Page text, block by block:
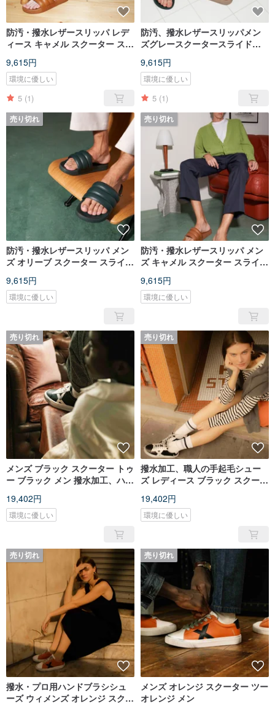
防汚・撥水レザースリッパ レデ
ィース キャメル スクーター スラ
9,615円
環境に優しい
5 (1)
防汚、撥水レザースリッパメン
ズグレースクータースライドト
9,615円
環境に優しい
5 (1)
売り切れ
防汚・撥水レザースリッパ メン
ズ オリーブ スクーター スライド
9,615円
環境に優しい
売り切れ
防汚・撥水レザースリッパ メン
ズ キャメル スクーター スライド
9,615円
環境に優しい
売り切れ
メンズ ブラック スクーター トゥ
ー ブラック メン 撥水加工、ハン
19,402円
環境に優しい
売り切れ
撥水加工、職人の手起毛シュー
ズ レディース ブラック スクータ
19,402円
環境に優しい
売り切れ
撥水・プロ用ハンドブラシシュ
ーズ ウィメンズ オレンジ スクー
売り切れ
メンズ オレンジ スクーター ツー
オレンジ メン